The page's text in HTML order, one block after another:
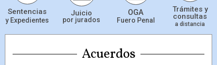
Sentencias
y Expedientes
Juicio
por jurados
OGA
Fuero Penal
Trámites y
consultas
a distancia
Acuerdos